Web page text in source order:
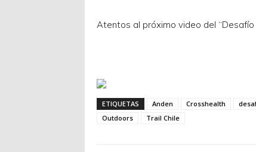
Atentos al próximo video del “Desafío
ETIQUETAS Anden Crosshealth
Outdoors
Trail Chile